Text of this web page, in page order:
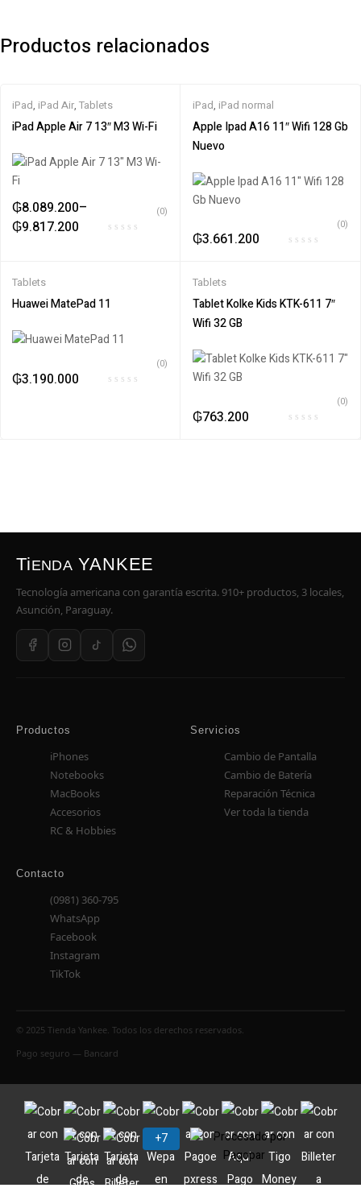
Productos relacionados
iPad, iPad Air, Tablets
iPad Apple Air 7 13″ M3 Wi-Fi
₲8.089.200–
₲9.817.200
(0)
iPad, iPad normal
Apple Ipad A16 11″ Wifi 128 Gb
Nuevo
₲3.661.200
(0)
Tablets
Huawei MatePad 11
₲3.190.000
(0)
Tablets
Tablet Kolke Kids KTK-611 7″
Wifi 32 GB
₲763.200
(0)
TiENDA YANKEE
Tecnología americana con garantía escrita. 910+ productos, 3 locales,
Asunción, Paraguay.
Productos
iPhones
Notebooks
MacBooks
Accesorios
RC & Hobbies
Servicios
Cambio de Pantalla
Cambio de Batería
Reparación Técnica
Ver toda la tienda
Contacto
(0981) 360-795
WhatsApp
Facebook
Instagram
TikTok
© 2025 Tienda Yankee. Todos los derechos reservados.
Pago seguro — Bancard